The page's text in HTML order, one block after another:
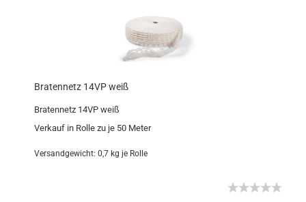
Bratennetz 14VP weiß
Bratennetz 14VP weiß
Verkauf in Rolle zu je 50 Meter
Versandgewicht: 0,7 kg je Rolle